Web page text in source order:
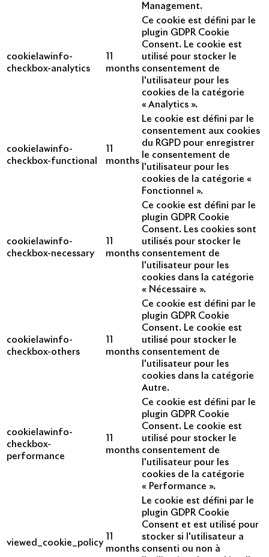
Management.
cookielawinfo-
checkbox-analytics
months
Ce cookie est défini par le
plugin GDPR Cookie
Consent. Le cookie est
utilisé pour stocker le
consentement de
l'utilisateur pour les
cookies de la catégorie
« Analytics ».
cookielawinfo-
checkbox-functional
months
Le cookie est défini par le
consentement aux cookies
du RGPD pour enregistrer
le consentement de
l'utilisateur pour les
cookies de la catégorie «
Fonctionnel ».
cookielawinfo-
checkbox-necessary
months
Ce cookie est défini par le
plugin GDPR Cookie
Consent. Les cookies sont
utilisés pour stocker le
consentement de
l'utilisateur pour les
cookies dans la catégorie
« Nécessaire ».
cookielawinfo-
checkbox-others
months
Ce cookie est défini par le
plugin GDPR Cookie
Consent. Le cookie est
utilisé pour stocker le
consentement de
l'utilisateur pour les
cookies dans la catégorie
Autre.
cookielawinfo-
checkbox-
performance
months
Ce cookie est défini par le
plugin GDPR Cookie
Consent. Le cookie est
utilisé pour stocker le
consentement de
l'utilisateur pour les
cookies de la catégorie
« Performance ».
viewed_cookie_policy
months
Le cookie est défini par le
plugin GDPR Cookie
Consent et est utilisé pour
stocker si l'utilisateur a
consenti ou non à